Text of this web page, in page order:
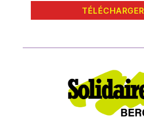
TÉLÉCHARGER